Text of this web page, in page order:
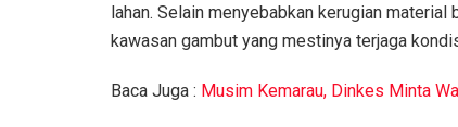
lahan. Selain menyebabkan kerugian
kawasan gambut yang mestinya terjaga
Baca Juga : Musim Kemarau, Dinkes Minta